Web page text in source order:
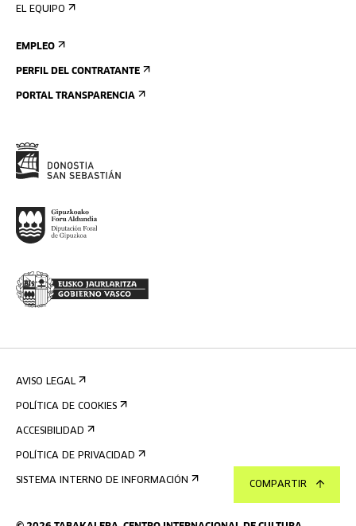
COMPARTIR
EL EQUIPO
EMPLEO
PERFIL DEL CONTRATANTE
PORTAL TRANSPARENCIA
AVISO LEGAL
POLÍTICA DE COOKIES
ACCESIBILIDAD
POLÍTICA DE PRIVACIDAD
SISTEMA INTERNO DE INFORMACIÓN